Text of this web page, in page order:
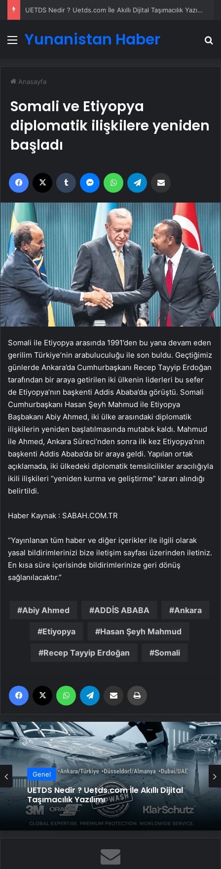
UETDS Nedir ? Uetds.com İle Akıllı Dijital Taşımacılık Yazılımı
Menü
Yunanistan Haber
Anasayfa
Somali ve Etiyopya
diplomatik ilişkilere yeniden
başladı
Facebook Tumblr MessengerWhatsApp
Somali ile Etiyopya arasında 1991’den bu yana devam eden
gerilim Türkiye’nin arabuluculuğu ile son buldu. Geçtiğimiz
günlerde Ankara’da Cumhurbaşkanı Recep Tayyip Erdoğan
tarafından bir araya getirilen iki ülkenin liderleri bu sefer
de Etiyopya’nın başkenti Addis Ababa’da görüştü. Somali
Cumhurbaşkanı Hasan Şeyh Mahmud ile Etiyopya
Başbakanı Abiy Ahmed, iki ülke arasındaki diplomatik
ilişkilerin yeniden başlatılmasında mutabık kaldı. Mahmud
ile Ahmed, Ankara Süreci’nden sonra ilk kez Etiyopya’nın
başkenti Addis Ababa’da bir araya geldi. Yapılan ortak
açıklamada, iki ülkedeki diplomatik temsilcilikler aracılığıyla
ikili ilişkileri “yeniden kurma ve geliştirme” kararı alındığı
belirtildi.
Haber Kaynak : SABAH.COM.TR
“Yayınlanan tüm haber ve diğer içerikler ile ilgili olarak
yasal bildirimlerinizi bize iletişim sayfası üzerinden iletiniz.
En kısa süre içerisinde bildirimlerinize geri dönüş
sağlanılacaktır.”
Abiy Ahmed ADDİS ABABA Ankara
Etiyopya Hasan Şeyh Mahmud
Recep Tayyip Erdoğan Somali
Facebook WhatsApp Email'den paylaş
Genel
UETDS Nedir ? Uetds.com İle Akıllı Dijital
Taşımacılık Yazılımı
Genel
Datahost İle Güvenilir Sunucu Hizmetleri